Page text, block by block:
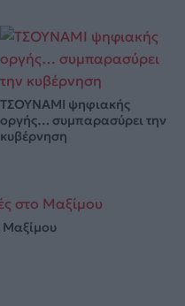
ΤΣΟΥΝΑΜΙ ψηφιακής
οργής… συμπαρασύρει την
κυβέρνηση
Μαξίμου